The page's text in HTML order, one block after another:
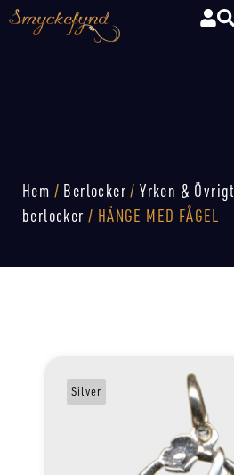
Hem / Berlocker /Yrken & Övrigt
berlocker / HÄNGE MED FÅGEL
Silver